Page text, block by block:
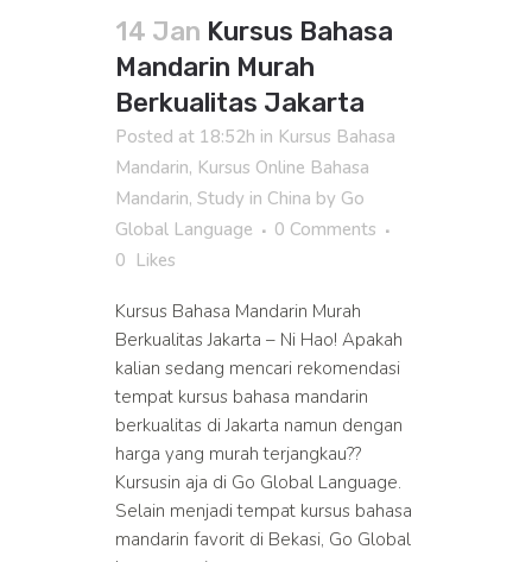
14 Jan Kursus Bahasa
Mandarin Murah
Berkualitas Jakarta
Posted at 18:52h in Kursus Bahasa
Mandarin, Kursus Online Bahasa
Mandarin, Study in China by Go
Global Language
0 Comments
0 Likes
Kursus Bahasa Mandarin Murah
Berkualitas Jakarta – Ni Hao! Apakah
kalian sedang mencari rekomendasi
tempat kursus bahasa mandarin
berkualitas di Jakarta namun dengan
harga yang murah terjangkau??
Kursusin aja di Go Global Language.
Selain menjadi tempat kursus bahasa
mandarin favorit di Bekasi, Go Global